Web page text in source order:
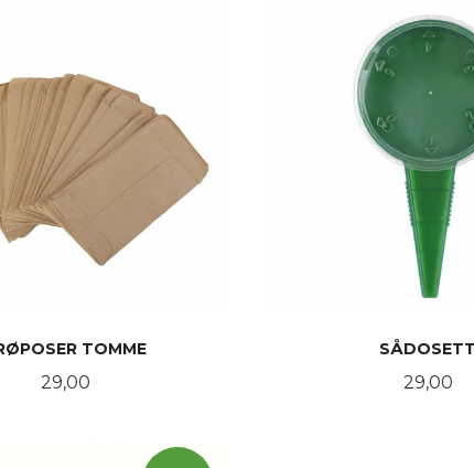
TOMME
Pris
29,00
SÅDOSETT
Pris
29,00